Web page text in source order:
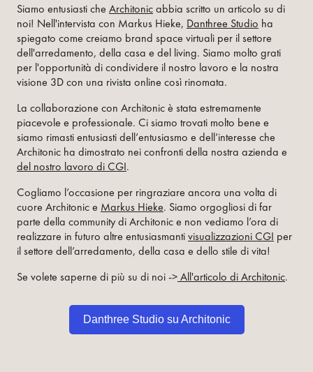
Siamo entusiasti che Architonicabbia scritto un articolo su di
noi! Nell'intervista con Markus Hieke, Danthree Studio ha
spiegato come creiamo brand space virtuali per il settore
dell'arredamento, della casa e del living. Siamo molto grati
per l'opportunità di condividere il nostro lavoro e la nostra
visione 3D con una rivista online così rinomata.
La collaborazione con Architonic è stata estremamente
piacevole e professionale. Ci siamo trovati molto bene e
siamo rimasti entusiasti dell’entusiasmo e dell’interesse che
Architonic ha dimostrato nei confronti della nostra azienda e
del nostro lavoro di CGI.
Cogliamo l’occasione per ringraziare ancora una volta di
cuore Architonic e Markus Hieke. Siamo orgogliosi di far
parte della community di Architonic e non vediamo l’ora di
realizzare in futuro altre entusiasmantivisualizzazioni CGI per
il settore dell’arredamento, della casa e dello stile di vita!
Se volete saperne di più su di noi ->All'articolo di Architonic.
Danthree Studio su Architonic